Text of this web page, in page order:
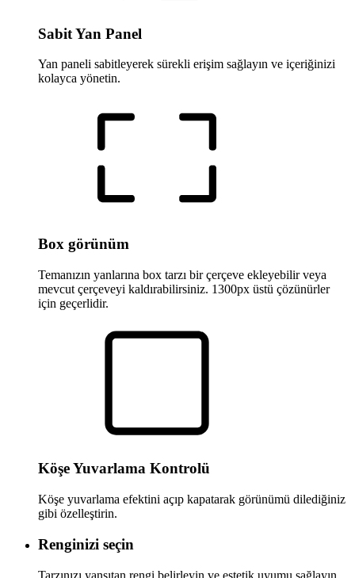
Sabit Yan Panel
Yan paneli sabitleyerek sürekli erişim sağlayın ve içeriğinizi
kolayca yönetin.
Box görünüm
Temanızın yanlarına box tarzı bir çerçeve ekleyebilir veya
mevcut çerçeveyi kaldırabilirsiniz. 1300px üstü çözünürler
için geçerlidir.
Köşe Yuvarlama Kontrolü
Köşe yuvarlama efektini açıp kapatarak görünümü dilediğiniz
gibi özelleştirin.
Renginizi seçin
Tarzınızı yansıtan rengi belirleyin ve estetik uyumu sağlayın.